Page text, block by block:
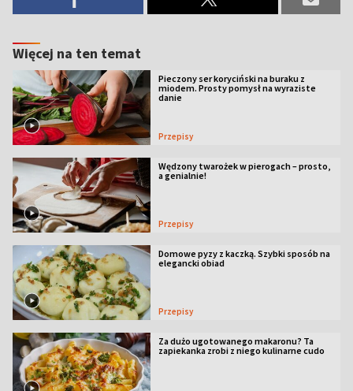
Więcej na ten temat
Pieczony ser koryciński na buraku z
miodem. Prosty pomysł na wyraziste
danie
Przepisy
Wędzony twarożek w pierogach – prosto,
a genialnie!
Przepisy
Domowe pyzy z kaczką. Szybki sposób na
elegancki obiad
Przepisy
Za dużo ugotowanego makaronu? Ta
zapiekanka zrobi z niego kulinarne cudo